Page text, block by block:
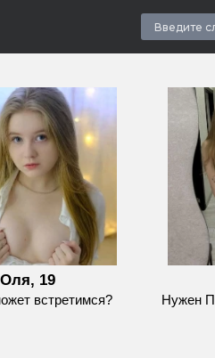
Оля, 19
встретимся? Нужен